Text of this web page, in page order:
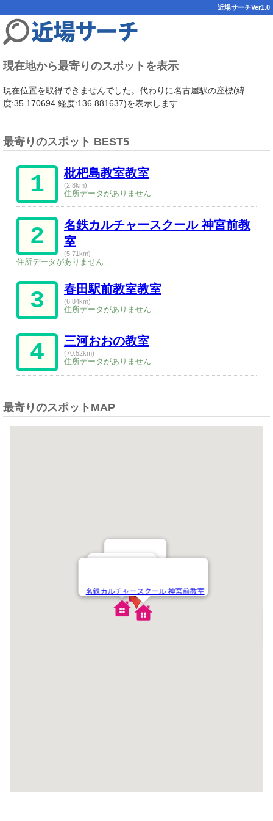
近場サーチVer1.0
現在地から最寄りのスポットを表示
現在位置を取得できませんでした。代わりに名古屋駅の座標(緯
度:35.170694 経度:136.881637)を表示します
最寄りのスポット BEST5
1 枇杷島教室教室
(2.8km)
住所データがありません
2
名鉄カルチャースクール 神宮前教
室
(5.71km)
住所データがありません
3 春田駅前教室教室
(6.84km)
住所データがありません
4 三河おおの教室
(70.52km)
住所データがありません
最寄りのスポットMAP
名鉄カルチャースクール 神宮前教室
春田駅前教室教室